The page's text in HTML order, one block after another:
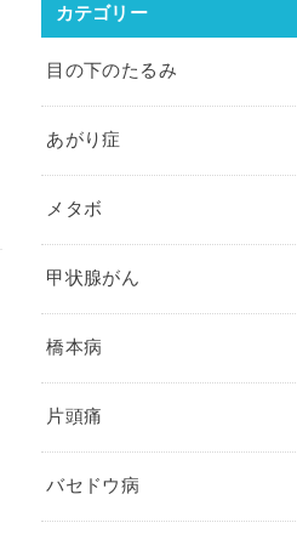
カテゴリー
目の下のたるみ
あがり症
メタボ
甲状腺がん
橋本病
片頭痛
バセドウ病